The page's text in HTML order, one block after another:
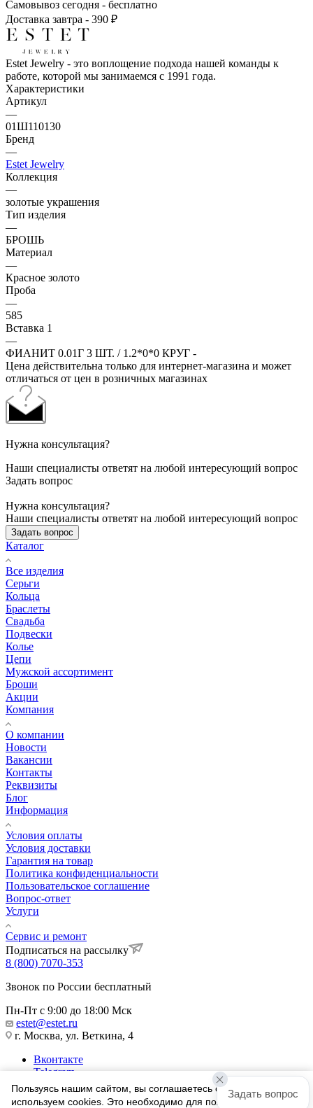
Самовывоз сегодня - бесплатно
Доставка завтра - 390 ₽
Estet Jewelry - это воплощение подхода нашей команды к
работе, которой мы занимаемся с 1991 года.
Характеристики
Артикул
—
01Ш110130
Бренд
—
Estet Jewelry
Коллекция
—
золотые украшения
Тип изделия
—
БРОШЬ
Материал
—
Красное золото
Проба
—
585
Вставка 1
—
ФИАНИТ 0.01Г 3 ШТ. / 1.2*0*0 КРУГ -
Цена действительна только для интернет-магазина и может
отличаться от цен в розничных магазинах
Нужна консультация?
Наши специалисты ответят на любой интересующий вопрос
Задать вопрос
Нужна консультация?
Наши специалисты ответят на любой интересующий вопрос
Задать вопрос
Каталог
Все изделия
Серьги
Кольца
Браслеты
Свадьба
Подвески
Колье
Цепи
Мужской ассортимент
Броши
Акции
Компания
О компании
Новости
Вакансии
Контакты
Реквизиты
Блог
Информация
Условия оплаты
Условия доставки
Гарантия на товар
Политика конфиденциальности
Пользовательское соглашение
Вопрос-ответ
Услуги
Сервис и ремонт
Подписаться на рассылку
8 (800) 7070-353
Звонок по России бесплатный
Пн-Пт с 9:00 до 18:00 Мск
estet@estet.ru
г. Москва, ул. Веткина, 4
Вконтакте
Telegram
Одноклассники
WhatsApp
Пользуясь нашим сайтом, вы соглашаетесь с тем, что мы
используем cookies. Это необходимо для полноценного
Задать вопрос